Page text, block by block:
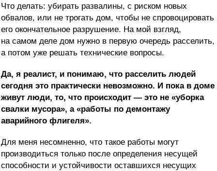
Что делать: убирать развалины, с риском новых
обвалов, или не трогать дом, чтобы не спровоцировать
его окончательное разрушение. На мой взгляд,
на самом деле дом нужно в первую очередь расселить,
а потом уже решать технические вопросы.
Да, я реалист, и понимаю, что расселить людей
сегодня это практически невозможно. И пока в доме
живут люди, то, что происходит — это не «уборка
свалки мусора», а «работы по демонтажу
аварийного флигеля».
Для меня несомненно, что такое работы могут
производиться только после определения несущей
способности и устойчивости оставшихся несущих